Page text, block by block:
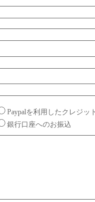
Paypalを利用したクレジッ
銀行口座へのお振込